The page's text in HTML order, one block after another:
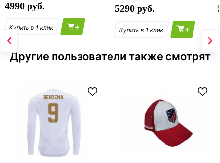
4990
+
5290
+
Другие пользователи также смотрят